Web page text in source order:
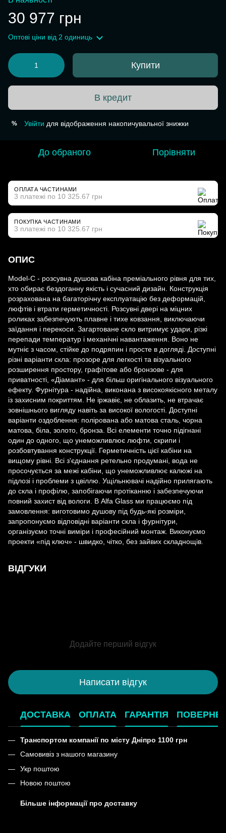
30 977 грн
Оптові ціни від 2 одиниць
Купити
В кредит
% Увійти для відображення накопичувальної знижки
До обраного Порівняти
ОПЛАТА ЧАСТИНАМИ
3 платежі по 10 325.67 грн
ПОКУПКА ЧАСТИНАМИ
3 платежі по 10 325.67 грн
ОПИС
Model-C - розсувна душова кабіна преміального рівня для тих,
хто обирає бездоганну якість і сучасний дизайн. Конструкція
розрахована на багаторічну експлуатацію без деформацій,
люфтів і втрати герметичності. Розсувні двері на міцних
роликах забезпечують плавне і тихе ковзання, виключаючи
заїдання і перекоси. Загартоване скло витримує удари, різкі
перепади температур і механічні навантаження. Воно не
мутніє з часом, стійке до подряпин і просте в догляді. Доступні
різні варіанти скла: прозоре для легкості та візуального
розширення простору, графітове або бронзове - для
приватності, «Діамант» - для більш оригінального візуального
ефекту. Фурнітура - надійна, виконана з високоякісного металу
із захисним покриттям. Не іржавіє, не облазить, не втрачає
зовнішнього вигляду навіть за високої вологості. Доступні
варіанти оздоблення: полірована або матова сталь, чорна
матова, біла, золото, бронза. Всі елементи точно підігнані
один до одного, що унеможливлює люфти, скрипи і
розбовтування конструкції. Герметичність цієї кабіни на
вищому рівні. Всі з'єднання ретельно продумані, вода не
просочується за межі кабіни, що унеможливлює калюжі на
підлозі і проблеми з цвіллю. Ущільнювачі надійно прилягають
до скла і профілю, запобігаючи протіканню і забезпечуючи
повний захист від вологи. В Alfa Glass ми працюємо під
замовлення: виготовимо душову під будь-які розміри,
запропонуємо відповідні варіанти скла і фурнітури,
організуємо точні виміри і професійний монтаж. Виконуємо
проекти «під ключ» - швидко, чітко, без зайвих складнощів.
ВІДГУКИ
Додайте перший відгук
Написати відгук
ДОСТАВКА ОПЛАТА ГАРАНТІЯ
Транспортом компанії по місту Дніпро 1100 грн
Самовивіз з нашого магазину
Укр поштою
Новою поштою
Більше інформації про доставку